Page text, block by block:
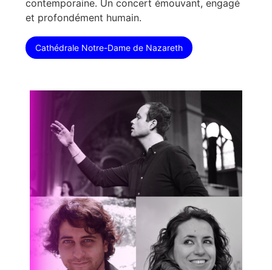
contemporaine. Un concert émouvant, engagé
et profondément humain.
Cathédrale Notre-Dame de Nazareth